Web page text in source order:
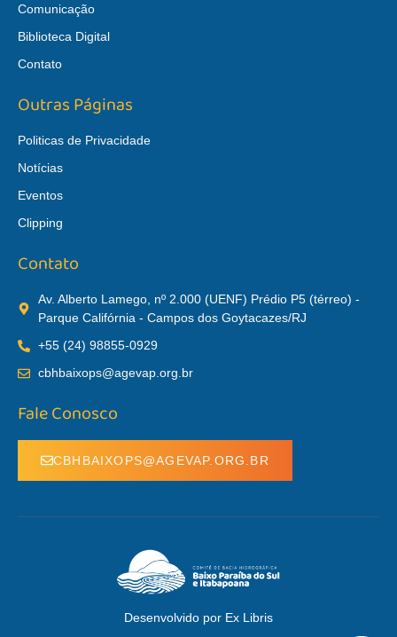
Comunicação
Biblioteca Digital
Contato
Outras Páginas
Politicas de Privacidade
Notícias
Eventos
Clipping
Contato
Av. Alberto Lamego, nº 2.000 (UENF) Prédio P5 (térreo) -
Parque Califórnia - Campos dos Goytacazes/RJ
+55 (24) 98855-0929
cbhbaixops@agevap.org.br
Fale Conosco
CBHBAIXOPS@AGEVAP.ORG.BR
Desenvolvido por Ex Libris